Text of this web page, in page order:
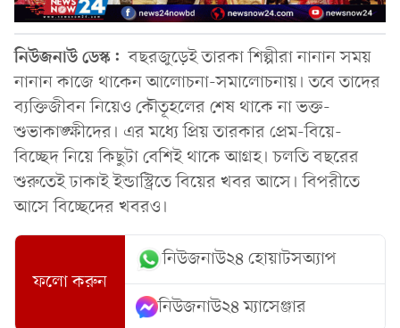
নিউজনাউ ডেস্ক: বছরজুড়েই তারকা শিল্পীরা নানান সময়
নানান কাজে থাকেন আলোচনা-সমালোচনায়। তবে তাদের
ব্যক্তিজীবন নিয়েও কৌতূহলের শেষ থাকে না ভক্ত-
শুভাকাঙ্ক্ষীদের। এর মধ্যে প্রিয় তারকার প্রেম-বিয়ে-
বিচ্ছেদ নিয়ে কিছুটা বেশিই থাকে আগ্রহ। চলতি বছরের
শুরুতেই ঢাকাই ইন্ডাস্ট্রিতে বিয়ের খবর আসে। বিপরীতে
আসে বিচ্ছেদের খবরও।
ফলো করুন
নিউজনাউ২৪ হোয়াটসঅ্যাপ
নিউজনাউ২৪ ম্যাসেঞ্জার